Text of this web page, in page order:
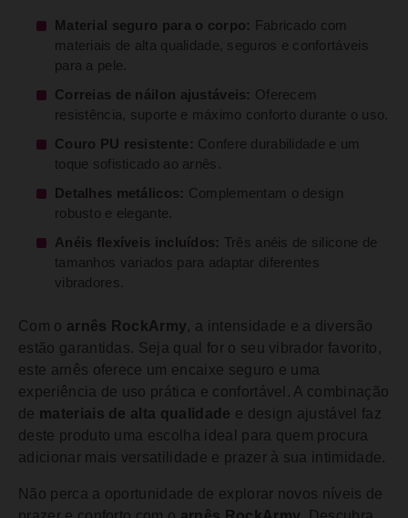
Material seguro para o corpo:
Fabricado com
materiais de alta qualidade, seguros e confortáveis
para a pele.
Correias de náilon ajustáveis: Oferecem
resistência, suporte e máximo conforto durante o uso.
Couro PU resistente: Confere durabilidade e um
toque sofisticado ao arnês.
Detalhes metálicos: Complementam o design
robusto e elegante.
Anéis flexíveis incluídos: Três anéis de silicone de
tamanhos variados para adaptar diferentes
vibradores.
Com o arnês RockArmy, a intensidade e a diversão
estão garantidas. Seja qual for o seu vibrador favorito,
este arnês oferece um encaixe seguro e uma
experiência de uso prática e confortável. A combinação
de materiais de alta qualidade e design ajustável faz
deste produto uma escolha ideal para quem procura
adicionar mais versatilidade e prazer à sua intimidade.
Não perca a oportunidade de explorar novos níveis de